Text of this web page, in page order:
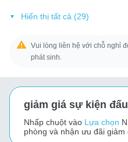
Hiển thị tất cả (29)
Vui lòng liên hệ với chỗ nghỉ
phát sinh.
giảm giá sự kiện
Nhấp chuột vào Lựa chọn
phòng và nhận ưu đãi giảm